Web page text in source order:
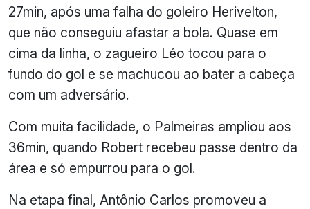
27min, após uma falha do goleiro Herivelton,
que não conseguiu afastar a bola. Quase em
cima da linha, o zagueiro Léo tocou para o
fundo do gol e se machucou ao bater a cabeça
com um adversário.
Com muita facilidade, o Palmeiras ampliou aos
36min, quando Robert recebeu passe dentro da
área e só empurrou para o gol.
Na etapa final, Antônio Carlos promoveu a